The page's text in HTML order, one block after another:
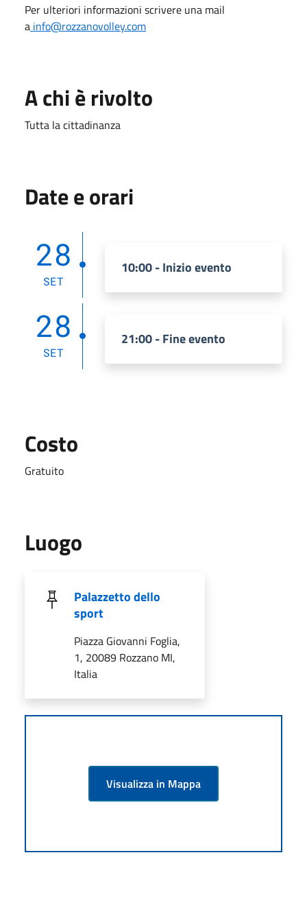
Per ulteriori informazioni scrivere una mail
a info@rozzanovolley.com
A chi è rivolto
Tutta la cittadinanza
Date e orari
28
SET
10:00 - Inizio evento
28
SET
21:00 - Fine evento
Costo
Gratuito
Luogo
Palazzetto dello
sport
Piazza Giovanni Foglia,
1, 20089 Rozzano MI,
Italia
Visualizza in Mappa